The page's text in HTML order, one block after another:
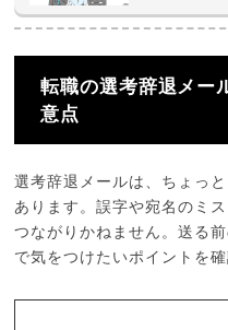
転職の選考辞退メー
意点
選考辞退メールは、ちょっ
あります。誤字や宛名のミ
つながりかねません。送る
で気をつけたいポイントを